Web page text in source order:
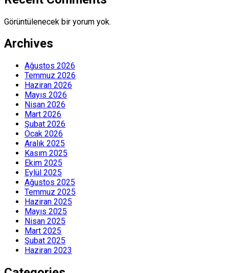
Görüntülenecek bir yorum yok.
Archives
Ağustos 2026
Temmuz 2026
Haziran 2026
Mayıs 2026
Nisan 2026
Mart 2026
Şubat 2026
Ocak 2026
Aralık 2025
Kasım 2025
Ekim 2025
Eylül 2025
Ağustos 2025
Temmuz 2025
Haziran 2025
Mayıs 2025
Nisan 2025
Mart 2025
Şubat 2025
Haziran 2023